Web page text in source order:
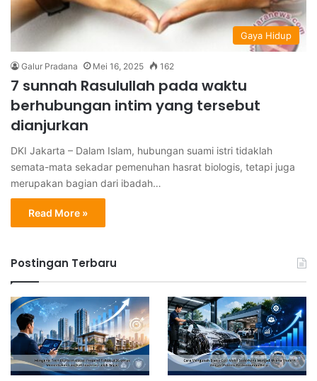
Gaya Hidup
Galur Pradana Mei 16, 2025 162
7 sunnah Rasulullah pada waktu
berhubungan intim yang tersebut
dianjurkan
DKI Jakarta – Dalam Islam, hubungan suami istri tidaklah
semata-mata sekadar pemenuhan hasrat biologis, tetapi juga
merupakan bagian dari ibadah…
Read More »
Postingan Terbaru